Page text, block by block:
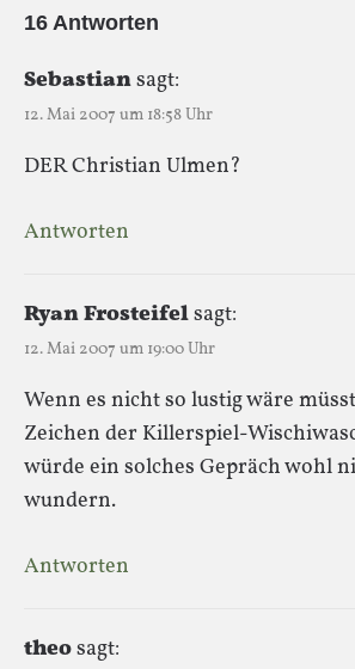
16 Antworten
Sebastiansagt:
12. Mai 2007 um 18:58 Uhr
DER Christian Ulmen?
Antworten
Ryan Frosteifelsagt:
12. Mai 2007 um 19:00 Uhr
Wenn es nicht so lustig wäre
Zeichen der Killerspiel-
würde ein solches Gepräch wohl
wundern.
Antworten
theosagt: